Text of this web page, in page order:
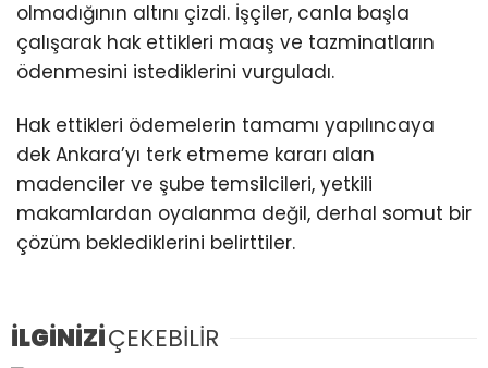
olmadığının altını çizdi. İşçiler, canla başla
çalışarak hak ettikleri maaş ve tazminatların
ödenmesini istediklerini vurguladı.
Hak ettikleri ödemelerin tamamı yapılıncaya
dek Ankara’yı terk etmeme kararı alan
madenciler ve şube temsilcileri, yetkili
makamlardan oyalanma değil, derhal somut bir
çözüm beklediklerini belirttiler.
İLGİNİZİÇEKEBİLİR